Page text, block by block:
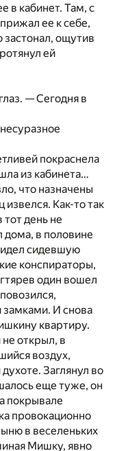
в кабинет. Там, с
ее к себе,
застонал, ощутив
ей
— Сегодня в
покраснела
из кабинета…
что назначены
Как-то так
день не
дома, в половине
сидевшую
конспираторы,
один вошел
И снова
квартиру.
открыл, в
воздух,
Заглянул во
еще туже, он
покрывале
провокационно
в веселеньких
Мишку, явно